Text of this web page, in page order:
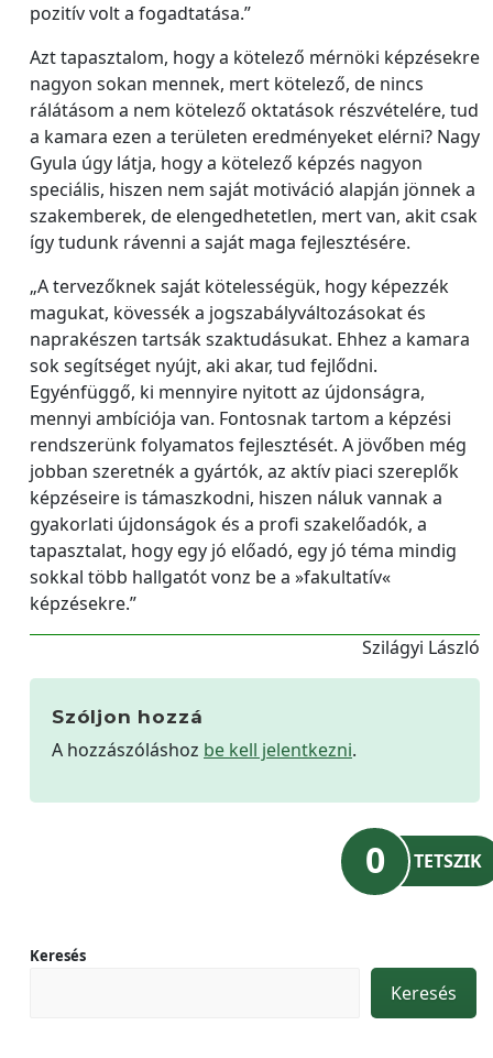
pozitív volt a fogadtatása.”
Azt tapasztalom, hogy a kötelező mérnöki képzésekre
nagyon sokan mennek, mert kötelező, de nincs
rálátásom a nem kötelező oktatások részvételére, tud
a kamara ezen a területen eredményeket elérni? Nagy
Gyula úgy látja, hogy a kötelező képzés nagyon
speciális, hiszen nem saját motiváció alapján jönnek a
szakemberek, de elengedhetetlen, mert van, akit csak
így tudunk rávenni a saját maga fejlesztésére.
„A tervezőknek saját kötelességük, hogy képezzék
magukat, kövessék a jogszabályváltozásokat és
naprakészen tartsák szaktudásukat. Ehhez a kamara
sok segítséget nyújt, aki akar, tud fejlődni.
Egyénfüggő, ki mennyire nyitott az újdonságra,
mennyi ambíciója van. Fontosnak tartom a képzési
rendszerünk folyamatos fejlesztését. A jövőben még
jobban szeretnék a gyártók, az aktív piaci szereplők
képzéseire is támaszkodni, hiszen náluk vannak a
gyakorlati újdonságok és a profi szakelőadók, a
tapasztalat, hogy egy jó előadó, egy jó téma mindig
sokkal több hallgatót vonz be a »fakultatív«
képzésekre.”
Szilágyi László
Szóljon hozzá
A hozzászóláshoz be kell jelentkezni.
0 TETSZIK
Keresés
Keresés